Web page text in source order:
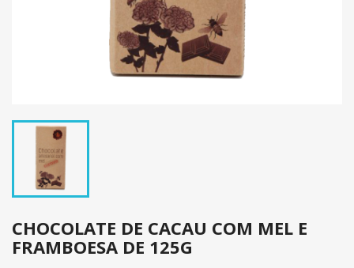
CHOCOLATE DE CACAU COM MEL E
FRAMBOESA DE 125G